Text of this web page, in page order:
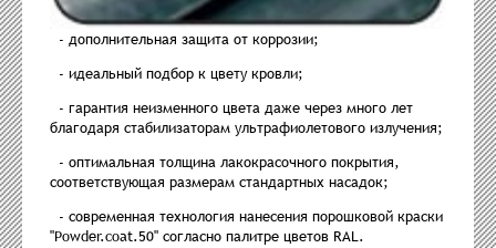
- дополнительная защита от коррозии;
- идеальный подбор к цвету кровли;
- гарантия неизменного цвета даже через много лет
благодаря стабилизаторам ультрафиолетового излучения;
- оптимальная толщина лакокрасочного покрытия,
соответствующая размерам стандартных насадок;
- современная технология нанесения порошковой краски
"Powder.coat.50" согласно палитре цветов RAL.